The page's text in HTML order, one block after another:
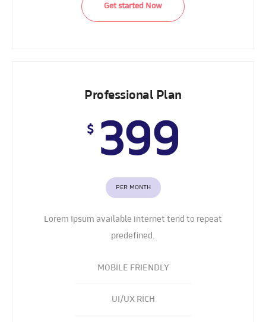
Get started Now
Professional Plan
$ 399
PER MONTH
Lorem Ipsum available internet tend to repeat
predefined.
MOBILE FRIENDLY
UI/UX RICH